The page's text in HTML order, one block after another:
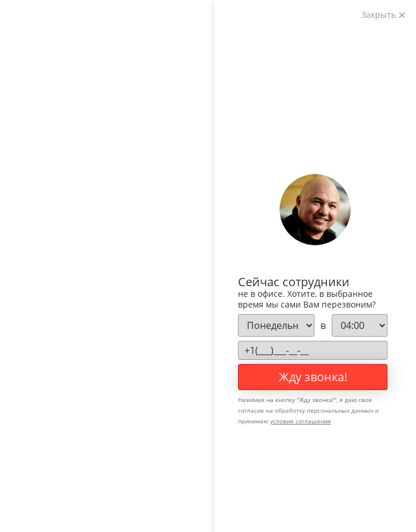
Закрыть
Сейчас сотрудники
не в офисе. Хотите, в выбранное
время мы сами Вам перезвоним?
в
Жду звонка!
Нажимая на кнопку "Жду звонка!", я даю свое
согласие на обработку персональных данных и
принимаю условия соглашения